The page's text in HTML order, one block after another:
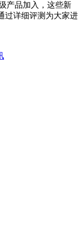
产品加入，这些新
过详细评测为大家进